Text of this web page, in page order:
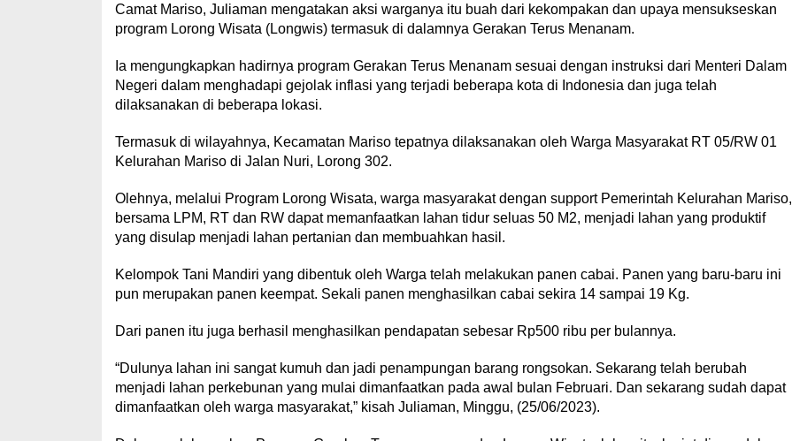
Camat Mariso, Juliaman mengatakan aksi warganya itu buah dari kekompakan dan upaya mensukseskan
program Lorong Wisata (Longwis) termasuk di dalamnya Gerakan Terus Menanam.
Ia mengungkapkan hadirnya program Gerakan Terus Menanam sesuai dengan instruksi dari Menteri Dalam
Negeri dalam menghadapi gejolak inflasi yang terjadi beberapa kota di Indonesia dan juga telah
dilaksanakan di beberapa lokasi.
Termasuk di wilayahnya, Kecamatan Mariso tepatnya dilaksanakan oleh Warga Masyarakat RT 05/RW 01
Kelurahan Mariso di Jalan Nuri, Lorong 302.
Olehnya, melalui Program Lorong Wisata, warga masyarakat dengan support Pemerintah Kelurahan Mariso,
bersama LPM, RT dan RW dapat memanfaatkan lahan tidur seluas 50 M2, menjadi lahan yang produktif
yang disulap menjadi lahan pertanian dan membuahkan hasil.
Kelompok Tani Mandiri yang dibentuk oleh Warga telah melakukan panen cabai. Panen yang baru-baru ini
pun merupakan panen keempat. Sekali panen menghasilkan cabai sekira 14 sampai 19 Kg.
Dari panen itu juga berhasil menghasilkan pendapatan sebesar Rp500 ribu per bulannya.
“Dulunya lahan ini sangat kumuh dan jadi penampungan barang rongsokan. Sekarang telah berubah
menjadi lahan perkebunan yang mulai dimanfaatkan pada awal bulan Februari. Dan sekarang sudah dapat
dimanfaatkan oleh warga masyarakat,” kisah Juliaman, Minggu, (25/06/2023).